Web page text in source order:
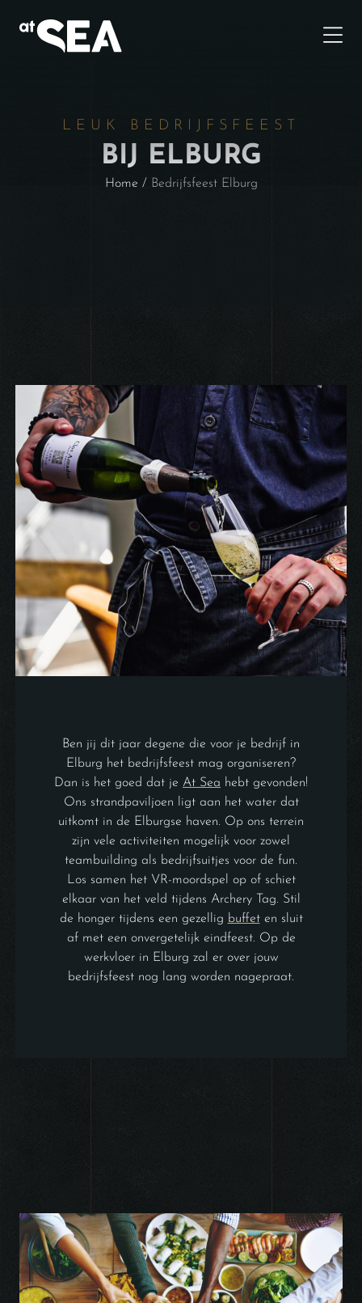
LEUK BEDRIJFSFEEST
BIJ ELBURG
Home / Bedrijfsfeest Elburg
Ben jij dit jaar degene die voor je bedrijf in
Elburg het bedrijfsfeest mag organiseren?
Dan is het goed dat je At Sea hebt gevonden!
Ons strandpaviljoen ligt aan het water dat
uitkomt in de Elburgse haven. Op ons terrein
zijn vele activiteiten mogelijk voor zowel
teambuilding als bedrijfsuitjes voor de fun.
Los samen het VR-moordspel op of schiet
elkaar van het veld tijdens Archery Tag. Stil
de honger tijdens een gezellig buffeten sluit
af met een onvergetelijk eindfeest. Op de
werkvloer in Elburg zal er over jouw
bedrijfsfeest nog lang worden nagepraat.